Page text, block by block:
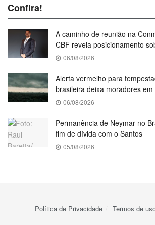
Confira!
A caminho de reunião na
CBF revela posicionamento
06/08/2026
Alerta vermelho para
brasileira deixa moradores
06/08/2026
Permanência de Neymar no
fim de dívida com o Santos
05/08/2026
Política de Privacidade Termos de